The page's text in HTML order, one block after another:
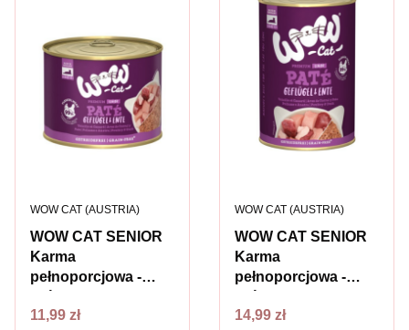
WOW CAT SENIOR
Karma
pełnoporcjowa -
starszych kotów -
PRODUCENT
WOW CAT (AUSTRIA)
Cena
11,99 zł
WOW CAT SENIOR
Karma
pełnoporcjowa -
starszych kotów -
PRODUCENT
WOW CAT (AUSTRIA)
Cena
14,99 zł